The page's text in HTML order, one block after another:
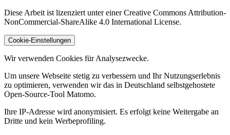
Diese Arbeit ist lizenziert unter einer Creative Commons Attribution-
NonCommercial-ShareAlike 4.0 International License.
Cookie-Einstellungen
Wir verwenden Cookies für Analysezwecke.
Um unsere Webseite stetig zu verbessern und Ihr Nutzungserlebnis
zu optimieren, verwenden wir das in Deutschland selbstgehostete
Open-Source-Tool Matomo.
Ihre IP-Adresse wird anonymisiert. Es erfolgt keine Weitergabe an
Dritte und kein Werbeprofiling.